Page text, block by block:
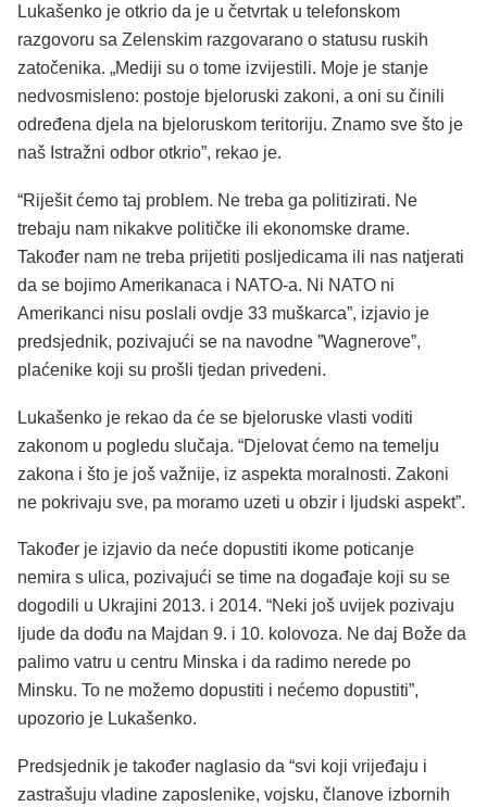
Lukašenko je otkrio da je u četvrtak u telefonskom
razgovoru sa Zelenskim razgovarano o statusu ruskih
zatočenika. „Mediji su o tome izvijestili. Moje je stanje
nedvosmisleno: postoje bjeloruski zakoni, a oni su činili
određena djela na bjeloruskom teritoriju. Znamo sve što je
naš Istražni odbor otkrio”, rekao je.
“Riješit ćemo taj problem. Ne treba ga politizirati. Ne
trebaju nam nikakve političke ili ekonomske drame.
Također nam ne treba prijetiti posljedicama ili nas natjerati
da se bojimo Amerikanaca i NATO-a. Ni NATO ni
Amerikanci nisu poslali ovdje 33 muškarca”, izjavio je
predsjednik, pozivajući se na navodne ”Wagnerove”,
plaćenike koji su prošli tjedan privedeni.
Lukašenko je rekao da će se bjeloruske vlasti voditi
zakonom u pogledu slučaja. “Djelovat ćemo na temelju
zakona i što je još važnije, iz aspekta moralnosti. Zakoni
ne pokrivaju sve, pa moramo uzeti u obzir i ljudski aspekt”.
Također je izjavio da neće dopustiti ikome poticanje
nemira s ulica, pozivajući se time na događaje koji su se
dogodili u Ukrajini 2013. i 2014. “Neki još uvijek pozivaju
ljude da dođu na Majdan 9. i 10. kolovoza. Ne daj Bože da
palimo vatru u centru Minska i da radimo nerede po
Minsku. To ne možemo dopustiti i nećemo dopustiti”,
upozorio je Lukašenko.
Predsjednik je također naglasio da “svi koji vrijeđaju i
zastrašuju vladine zaposlenike, vojsku, članove izbornih